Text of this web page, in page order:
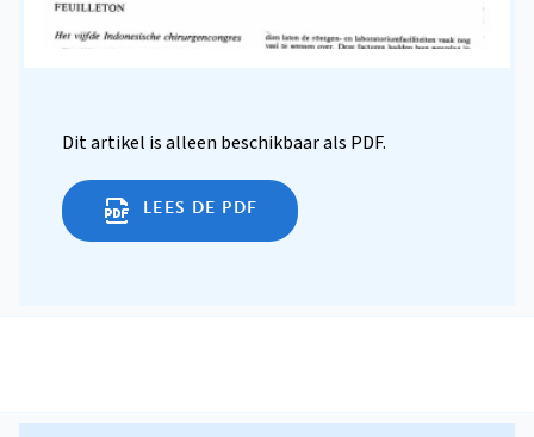
Dit artikel is alleen beschikbaar als PDF.
LEES DE PDF